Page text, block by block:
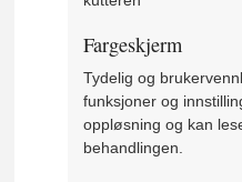
Fargeskjerm
Tydelig og
funksjoner og
oppløsning og kan
behandlingen.